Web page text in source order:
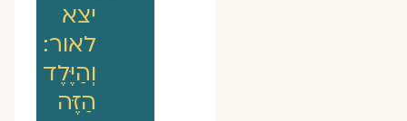
יצא
לאור:
וְהַיֶּלֶד
הַזֶּה